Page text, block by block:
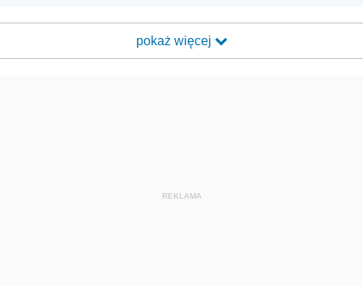
pokaż więcej
REKLAMA